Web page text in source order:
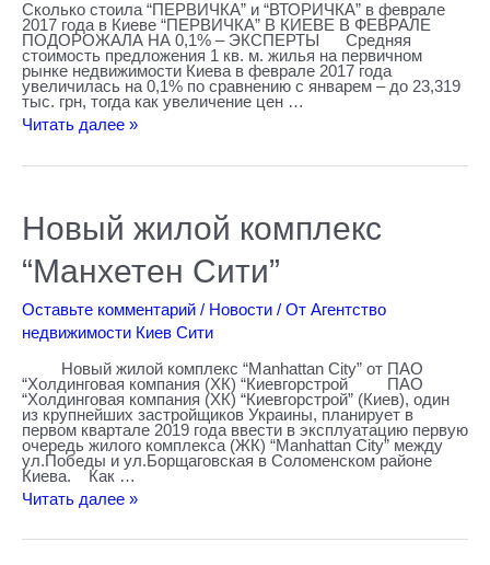
Сколько стоила “ПЕРВИЧКА” и “ВТОРИЧКА” в феврале
2017 года в Киеве “ПЕРВИЧКА” В КИЕВЕ В ФЕВРАЛЕ
ПОДОРОЖАЛА НА 0,1% – ЭКСПЕРТЫ Средняя
стоимость предложения 1 кв. м. жилья на первичном
рынке недвижимости Киева в феврале 2017 года
увеличилась на 0,1% по сравнению с январем – до 23,319
тыс. грн, тогда как увеличение цен …
Читать далее »
Новый жилой комплекс
“Манхетен Сити”
Оставьте комментарий / Новости / От Агентство
недвижимости Киев Сити
Новый жилой комплекс “Manhattan City” от ПАО
“Холдинговая компания (ХК) “Киевгорстрой ПАО
“Холдинговая компания (ХК) “Киевгорстрой” (Киев), один
из крупнейших застройщиков Украины, планирует в
первом квартале 2019 года ввести в эксплуатацию первую
очередь жилого комплекса (ЖК) “Manhattan City” между
ул.Победы и ул.Борщаговская в Соломенском районе
Киева. Как …
жилой
комплекс
“Манхетен
Сити”
Читать далее »